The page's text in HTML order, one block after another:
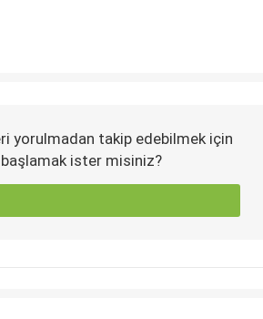
yorulmadan takip edebilmek için
başlamak ister misiniz?